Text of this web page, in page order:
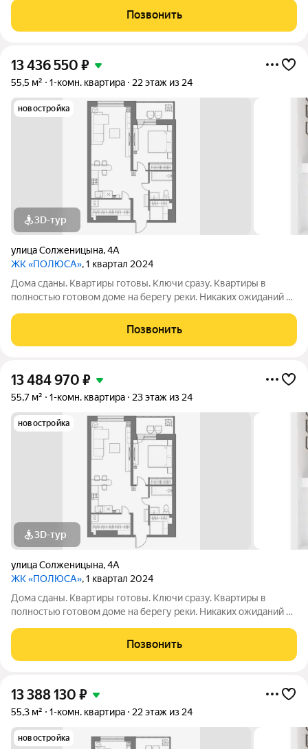
А сквозной подъезд выводит прямо на набережную для
утренних пробежек и вечерних
Позвонить
13 436 550 ₽
55,5 м² 1-комн. квартира 22 этаж из 24
новостройка
3D-тур
улица Солженицына,4А
ЖК «ПОЛЮСА», 1 квартал 2024
Дома сданы. Квартиры готовы. Ключи сразу. Квартиры в
полностью готовом доме на берегу реки. Никаких ожиданий и
А сквозной подъезд выводит прямо на набережную для
утренних пробежек и вечерних
Позвонить
13 484 970 ₽
55,7 м² 1-комн. квартира 23 этаж из 24
новостройка
3D-тур
улица Солженицына,4А
ЖК «ПОЛЮСА», 1 квартал 2024
Дома сданы. Квартиры готовы. Ключи сразу. Квартиры в
полностью готовом доме на берегу реки. Никаких ожиданий и
А сквозной подъезд выводит прямо на набережную для
утренних пробежек и вечерних
Позвонить
13 388 130 ₽
55,3 м² 1-комн. квартира 22 этаж из 24
новостройка